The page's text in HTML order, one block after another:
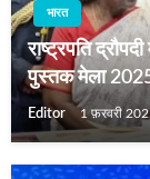
भारत
राष्ट्रपति
पुस्तक मेला
Editor 1 फ़रवरी